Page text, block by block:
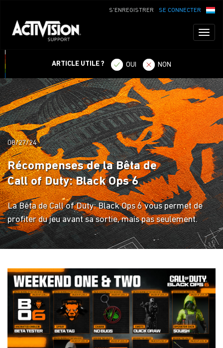
SE CONNECTER
S'ENREGISTRER
ARTICLE UTILE ? OUI NON
08/27/24
Récompenses de la Bêta de
Call of Duty: Black Ops 6
La Bêta de Call of Duty: Black Ops 6 vous permet de
profiter du jeu avant sa sortie, mais pas seulement.